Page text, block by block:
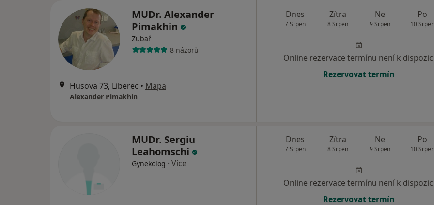
MUDr. Alexander
Pimakhin
Zubař
8 názorů
Husova 73, Liberec • Mapa
Alexander Pimakhin
Dnes
7 Srpen
Zítra
8 Srpen
Ne
9 Srpen
Po
10 Srpen
Online rezervace termínu není k dispozici
Rezervovat termín
MUDr. Sergiu
Leahomschi
Gynekolog · Více
Dnes
7 Srpen
Zítra
8 Srpen
Ne
9 Srpen
Po
10 Srpen
Online rezervace termínu není k dispozici
Rezervovat termín